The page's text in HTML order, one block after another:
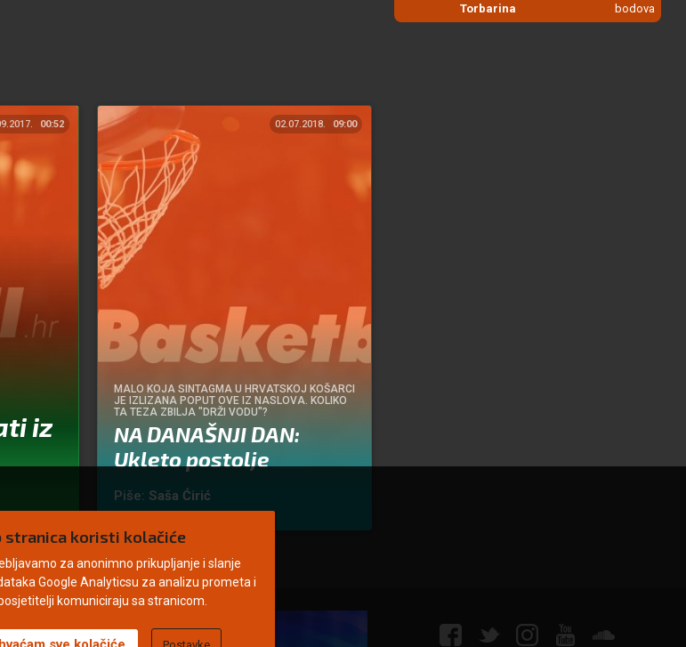
Torbarina
bodova
00:52
iz
02.07.2018. 09:00
MALO KOJA SINTAGMA U HRVATSKOJ KOŠARCI
JE IZLIZANA POPUT OVE IZ NASLOVA. KOLIKO
TA TEZA ZBILJA "DRŽI VODU"?
NA DANAŠNJI DAN:
Ukleto postolje
Piše: Saša Ćirić
stranica koristi kolačiće
za anonimno prikupljanje i slanje
Google Analyticsu za analizu prometa i
komuniciraju sa stranicom.